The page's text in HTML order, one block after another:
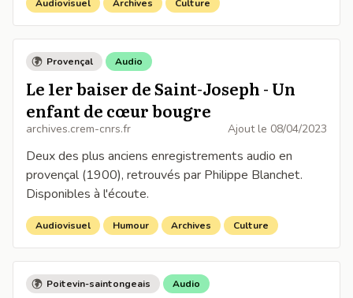
Audiovisuel Archives Culture
Provençal Audio
Le 1er baiser de Saint-Joseph - Un
enfant de cœur bougre
archives.crem-cnrs.fr Ajout le 08/04/2023
Deux des plus anciens enregistrements audio en
provençal (1900), retrouvés par Philippe Blanchet.
Disponibles à l'écoute.
Audiovisuel Humour Archives Culture
Poitevin-saintongeais Audio